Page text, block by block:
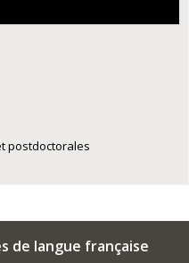
postdoctorales
de langue française